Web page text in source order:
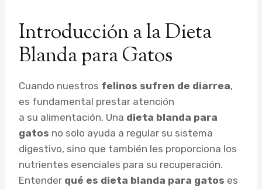
Introducción a la Dieta
Blanda para Gatos
Cuando nuestros felinos sufren de diarrea,
es fundamental prestar atención
a su alimentación. Una dieta blanda para
gatos no solo ayuda a regular su sistema
digestivo, sino que también les proporciona los
nutrientes esenciales para su recuperación.
Entender qué es dieta blanda para gatos es